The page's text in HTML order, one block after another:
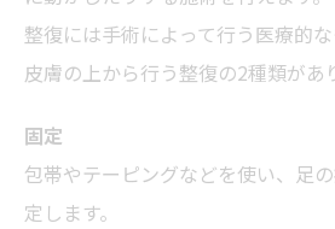
整復には手術によって行う医療的
皮膚の上から行う整復の2種類があ
固定
包帯やテーピングなどを使い、足
定します。